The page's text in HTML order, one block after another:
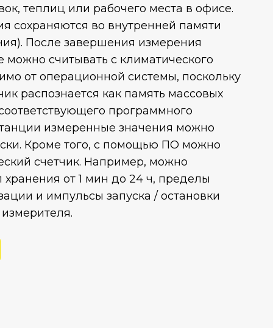
теплиц или рабочего места в офисе.
сохраняются во внутренней памяти
После завершения измерения
считывать с климатического
от операционной системы, поскольку
распознается как память массовых
программного
измеренные значения можно
Кроме того, с помощью ПО можно
счетчик. Например, можно
хранения от 1 мин до 24 ч, пределы
и импульсы запуска / остановки